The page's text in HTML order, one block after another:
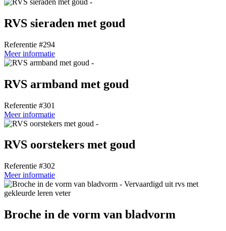
RVS sieraden met goud
Referentie #294
Meer informatie
RVS armband met goud
Referentie #301
Meer informatie
RVS oorstekers met goud
Referentie #302
Meer informatie
Broche in de vorm van bladvorm